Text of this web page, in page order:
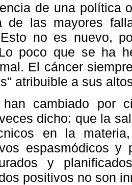
de una política
de las mayores
no es nuevo,
poco que se ha
El cáncer
atribuible a sus
han cambiado por
dicho: que la
en la
espasmódicos y
y
positivos no son